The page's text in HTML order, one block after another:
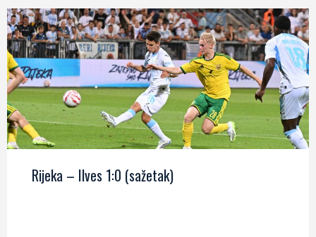
Rijeka – Ilves 1:0 (sažetak)